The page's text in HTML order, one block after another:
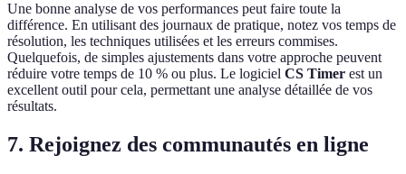
Une bonne analyse de vos performances peut faire toute la
différence. En utilisant des journaux de pratique, notez vos temps de
résolution, les techniques utilisées et les erreurs commises.
Quelquefois, de simples ajustements dans votre approche peuvent
réduire votre temps de 10 % ou plus. Le logiciel CS Timer est un
excellent outil pour cela, permettant une analyse détaillée de vos
résultats.
7. Rejoignez des communautés en ligne